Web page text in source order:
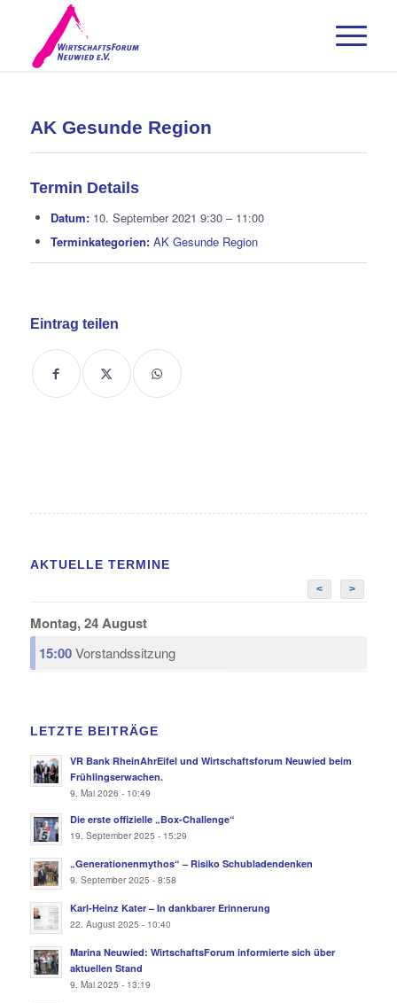
AK Gesunde Region
Termin Details
Datum: 10. September 2021 9:30– 11:00
Terminkategorien: AK Gesunde Region
Eintrag teilen
AKTUELLE TERMINE
< >
Montag, 24 August
15:00Vorstandssitzung
LETZTE BEITRÄGE
VR Bank RheinAhrEifel und Wirtschaftsforum Neuwied beim
Frühlingserwachen.
9. Mai 2026 - 10:49
Die erste offizielle „Box-Challenge“
19. September 2025 - 15:29
„Generationenmythos“ – Risiko Schubladendenken
9. September 2025 - 8:58
Karl-Heinz Kater – In dankbarer Erinnerung
22. August 2025 - 10:40
Marina Neuwied: WirtschaftsForum informierte sich über
aktuellen Stand
9. Mai 2025 - 13:19